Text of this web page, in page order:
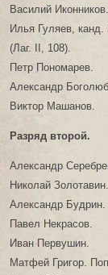
Василий Иконников.
Илья Гуляев,
(Лаг. II, 108).
Петр Пономарев.
Александр
Виктор Машанов.
Разряд второй.
Александр
Николай Золотавин.
Александр Будрин.
Павел Некрасов.
Иван Первушин.
Матфей Григор.